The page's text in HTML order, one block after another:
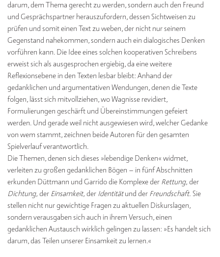
darum, dem Thema gerecht zu werden, sondern auch den Freund
und Gesprächspartner herauszufordern, dessen Sichtweisen zu
prüfen und somit einen Text zu weben, der nicht nur seinem
Gegenstand nahekommen, sondern auch ein dialogisches Denken
vorführen kann. Die Idee eines solchen kooperativen Schreibens
erweist sich als ausgesprochen ergiebig, da eine weitere
Reflexionsebene in den Texten lesbar bleibt: Anhand der
gedanklichen und argumentativen Wendungen, denen die Texte
folgen, lässt sich mitvollziehen, wo Wagnisse revidiert,
Formulierungen geschärft und Übereinstimmungen gefeiert
werden. Und gerade weil nicht ausgewiesen wird, welcher Gedanke
von wem stammt, zeichnen beide Autoren für den gesamten
Spielverlauf verantwortlich.
Die Themen, denen sich dieses »lebendige Denken« widmet,
verleiten zu großen gedanklichen Bögen – in fünf Abschnitten
erkunden Düttmann und Garrido die Komplexe der Rettung, der
Dichtung, der Einsamkeit, der Identitätund der Freundschaft. Sie
stellen nicht nur gewichtige Fragen zu aktuellen Diskurslagen,
sondern verausgaben sich auch in ihrem Versuch, einen
gedanklichen Austausch wirklich gelingen zu lassen: »Es handelt sich
darum, das Teilen unserer Einsamkeit zu lernen.«